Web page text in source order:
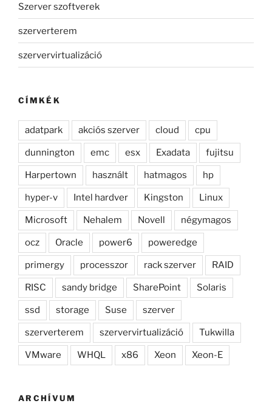
Szerver szoftverek
szerverterem
szervervirtualizáció
CÍMKÉK
adatpark akciós szerver cloud cpu
dunnington emc esx Exadata fujitsu
Harpertown használt hatmagos hp
hyper-v Intel hardver Kingston Linux
Microsoft Nehalem Novell négymagos
ocz Oracle power6 poweredge
primergy processzor rack szerver RAID
RISC sandy bridge SharePoint Solaris
ssd storage Suse szerver
szerverterem szervervirtualizáció Tukwilla
VMware WHQL x86 Xeon Xeon-E
ARCHÍVUM